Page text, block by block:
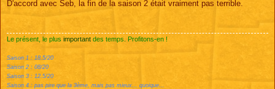
s
D'accord avec Seb, la fin de la saison 2 était vraiment pas terrible.
Le présent, le plus important des temps. Profitons-en !
Saison 1 : 18.5/20
Saison 2 : 08/20
Saison 3 : 12.5/20
Saison 4 : pas pire que la 3ème, mais pas mieux... quoique...